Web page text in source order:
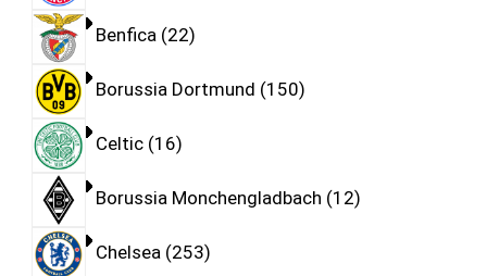
Benfica 22
Borussia Dortmund 150
Celtic 16
Borussia Monchengladbach 12
Chelsea 253